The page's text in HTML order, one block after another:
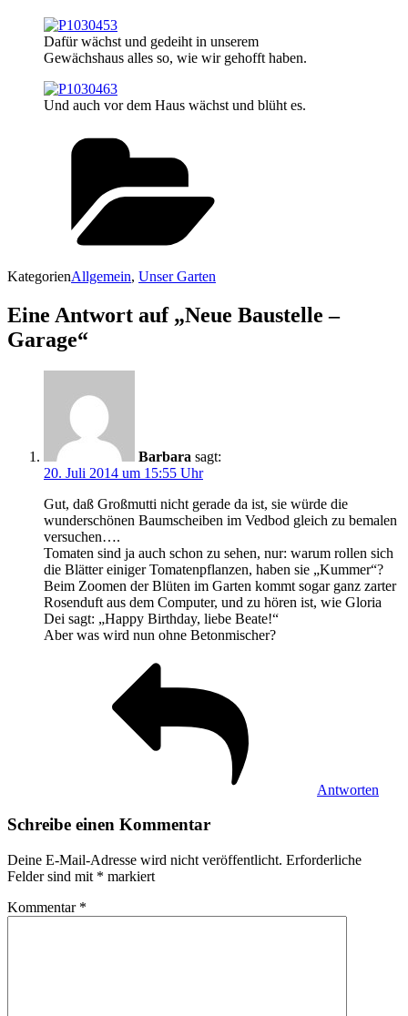
Dafür wächst und gedeiht in unserem
Gewächshaus alles so, wie wir gehofft haben.
Und auch vor dem Haus wächst und blüht es.
KategorienAllgemein, Unser Garten
Eine Antwort auf „Neue Baustelle –
Garage“
Barbara sagt:
20. Juli 2014 um 15:55 Uhr
Gut, daß Großmutti nicht gerade da ist, sie würde die
wunderschönen Baumscheiben im Vedbod gleich zu bemalen
versuchen….
Tomaten sind ja auch schon zu sehen, nur: warum rollen sich
die Blätter einiger Tomatenpflanzen, haben sie „Kummer“?
Beim Zoomen der Blüten im Garten kommt sogar ganz zarter
Rosenduft aus dem Computer, und zu hören ist, wie Gloria
Dei sagt: „Happy Birthday, liebe Beate!“
Aber was wird nun ohne Betonmischer?
Antworten
Schreibe einen Kommentar
Deine E-Mail-Adresse wird nicht veröffentlicht. Erforderliche
Felder sind mit * markiert
Kommentar *